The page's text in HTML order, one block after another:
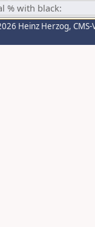
% with black:
Heinz Herzog,